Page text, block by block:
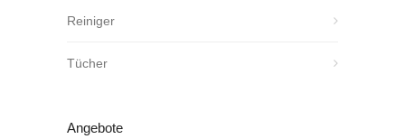
Reiniger
Tücher
Angebote